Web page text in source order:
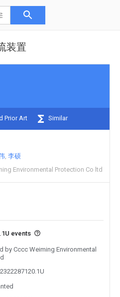
装置
Prior Art Similar
李硕
Environmental Protection Co ltd
events
by Cccc Weiming Environmental